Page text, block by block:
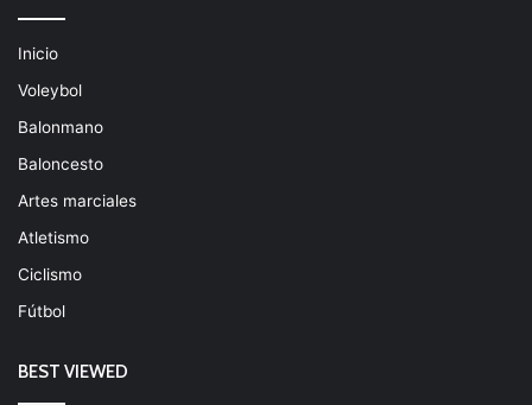
Inicio
Voleybol
Balonmano
Baloncesto
Artes marciales
Atletismo
Ciclismo
Fútbol
BEST VIEWED